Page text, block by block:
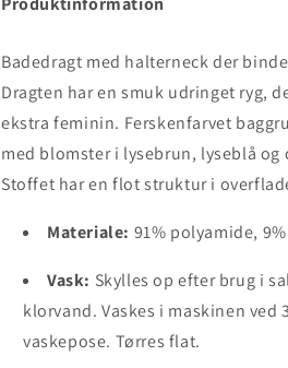
Badedragt med halterneck der
Dragten har en smuk udringet ryg,
ekstra feminin. Ferskenfarvet
med blomster i lysebrun, lyseblå og
Stoffet har en flot struktur i
Materiale: 91% polyamide,
Vask: Skylles op efter brug i
klorvand. Vaskes i maskinen ved
vaskepose. Tørres flat.